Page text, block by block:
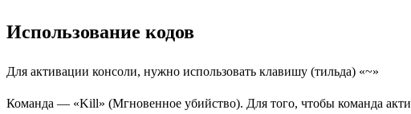
Использование кодов
Для активации консоли, нужно использовать клавишу (тильда) «~»
Команда — «Kill» (Мгновенное убийство). Для того, чтобы команда